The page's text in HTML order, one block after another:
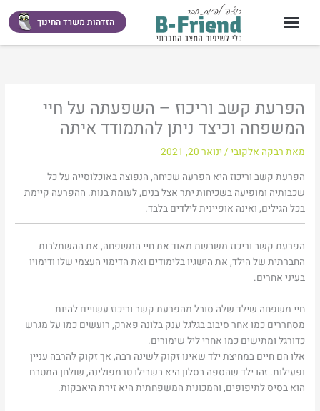
לתוכן
הזדהות משרד החינוך
הפרעת קשב וריכוז – השפעתה על חיי
המשפחה וכיצד ניתן להתמודד איתה
מאת רבקה אלקובי / ינואר 20, 2021
הפרעת קשב וריכוז היא הפרעה שכיחה, הנפוצה באוכלוסייה על כל
שכבותיה ומופיעה בשכיחות יתר אצל בנים, לעומת בנות. ההפרעה קיימת
בכל הגילים, ואינה אופיינית לילדים בלבד.
הפרעת קשב וריכוז משבשת מאוד את חיי המשפחה, את ההשתלבות
החברתית של הילד, את הישגיו בלימודים ואת הדימוי העצמי שלו ודימויו
בעיני אחרים.
חיי משפחה שילד שלה סובל מהפרעת קשב וריכוז עשויים להיות
מסחררים כמו אחר סיבוב בגלגל ענק בלונה פארק, רועשים כמו על מגרש
כדורגל ומתישים כמו אחרי ליל שימורים.
אלו הם חיים במחיצת ילד שאינו זקוק לשינה רבה, אך זקוק להרבה עניין
ופעילות. זהו ילד שהספה בסלון היא בשבילו טרמפולינה, שולחן המטבח
הוא בסיס לתיפופים, והמכונית המשפחתית היא זירת היאבקות.